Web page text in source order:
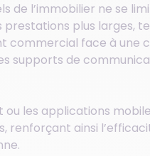
de l’immobilier ne se
plus larges,
commercial face à une
supports de
les applications
renforçant ainsi